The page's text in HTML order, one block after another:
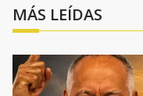
MÁS LEÍDAS